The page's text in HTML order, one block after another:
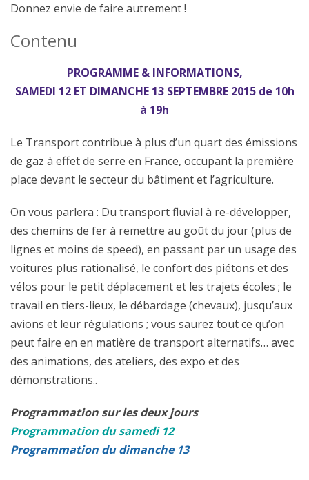
Donnez envie de faire autrement !
Contenu
PROGRAMME & INFORMATIONS,
SAMEDI 12 ET DIMANCHE 13 SEPTEMBRE 2015 de 10h
à 19h
Le Transport contribue à plus d’un quart des émissions
de gaz à effet de serre en France, occupant la première
place devant le secteur du bâtiment et l’agriculture.
On vous parlera : Du transport fluvial à re-développer,
des chemins de fer à remettre au goût du jour (plus de
lignes et moins de speed), en passant par un usage des
voitures plus rationalisé, le confort des piétons et des
vélos pour le petit déplacement et les trajets écoles ; le
travail en tiers-lieux, le débardage (chevaux), jusqu’aux
avions et leur régulations ; vous saurez tout ce qu’on
peut faire en en matière de transport alternatifs… avec
des animations, des ateliers, des expo et des
démonstrations..
Programmation sur les deux jours
Programmation du samedi 12
Programmation du dimanche 13